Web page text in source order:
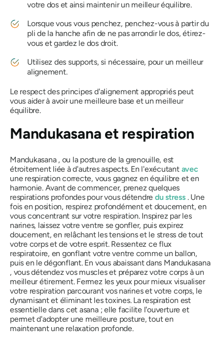
votre dos et ainsi maintenir un meilleur équilibre.
Lorsque vous vous penchez, penchez-vous à partir du
pli de la hanche afin de ne pas arrondir le dos, étirez-
vous et gardez le dos droit.
Utilisez des supports, si nécessaire, pour un meilleur
alignement.
Le respect des principes d'alignement appropriés peut
vous aider à avoir une meilleure base et un meilleur
équilibre.
Mandukasana et respiration
Mandukasana, ou la posture de la grenouille, est
étroitement liée à d'autres aspects. En l'exécutant avec
une respiration correcte, vous gagnez en équilibre et en
harmonie. Avant de commencer, prenez quelques
respirations profondes pour vous détendre du stress. Une
fois en position, respirez profondément et doucement, en
vous concentrant sur votre respiration. Inspirez par les
narines, laissez votre ventre se gonfler, puis expirez
doucement, en relâchant les tensions et le stress de tout
votre corps et de votre esprit. Ressentez ce flux
respiratoire, en gonflant votre ventre comme un ballon,
puis en le dégonflant. En vous abaissant dans Mandukasana
, vous détendez vos muscles et préparez votre corps à un
meilleur étirement. Fermez les yeux pour mieux visualiser
votre respiration parcourant vos narines et votre corps, le
dynamisant et éliminant les toxines. La respiration est
essentielle dans cet asana ; elle facilite l'ouverture et
permet d'adopter une meilleure posture, tout en
maintenant une relaxation profonde.